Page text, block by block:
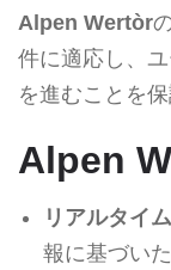
Alpen Wertòr
件に適応し、
を進むことを
Alpen
リアルタイ
報に基づい